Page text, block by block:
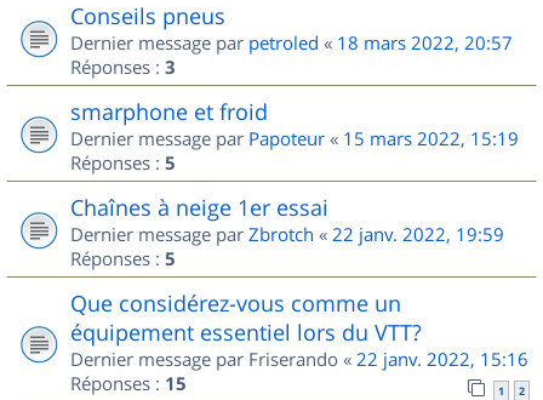
Conseils pneus
Dernier message par petroled « 18 mars 2022, 20:57
Réponses : 3
smarphone et froid
Dernier message par Papoteur « 15 mars 2022, 15:19
Réponses : 5
Chaînes à neige 1er essai
Dernier message par Zbrotch « 22 janv. 2022, 19:59
Réponses : 5
Que considérez-vous comme un
équipement essentiel lors du VTT?
Dernier message par Friserando « 22 janv. 2022, 15:16
Réponses : 15 1 2